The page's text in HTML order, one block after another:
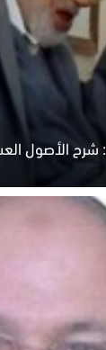
شرح الأصول